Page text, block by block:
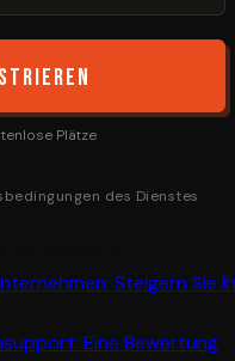
Plätze
des Dienstes
Steigern Sie
Eine Bewertung